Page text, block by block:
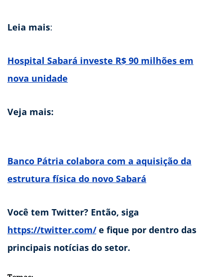
Leia mais:
Hospital Sabará investe R$ 90 milhões em
nova unidade
Veja mais:
Banco Pátria colabora com a aquisição da
estrutura física do novo Sabará
Você tem Twitter? Então, siga
https://twitter.com/e fique por dentro das
principais notícias do setor.